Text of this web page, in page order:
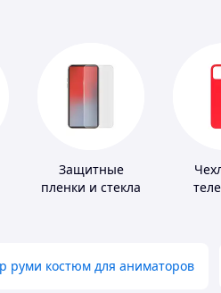
Защитные
пленки и стекла
руми костюм для аниматоров